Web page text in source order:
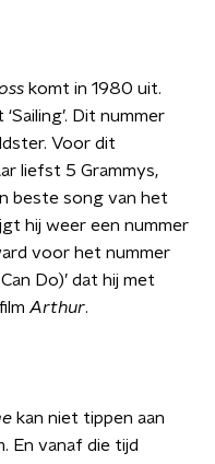
komt in 1980 uit.
Dit nummer
Voor dit
liefst 5 Grammys,
beste song van het
hij weer een nummer
voor het nummer
Do)’ dat hij met
Arthur.
kan niet tippen aan
En vanaf die tijd